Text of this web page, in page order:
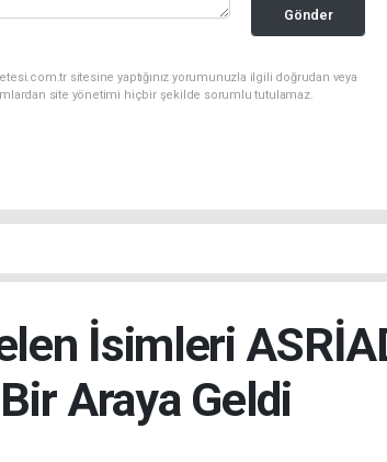
Gönder
sitesine yaptığınız yorumunuzla ilgili doğrudan veya
site yönetimi hiçbir şekilde sorumlu tutulamaz.
İsimleri
Bir Araya Geldi